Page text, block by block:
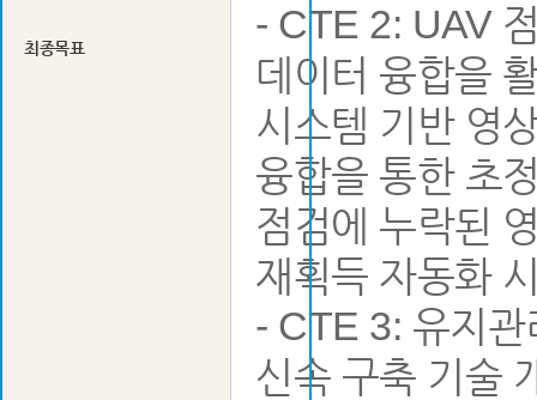
최종목표
- CTE 2: UAV
데이터 융합을
시스템 기반 영
융합을 통한 초
점검에 누락된
재획득 자동화
- CTE 3: 유지관
신속 구축 기술